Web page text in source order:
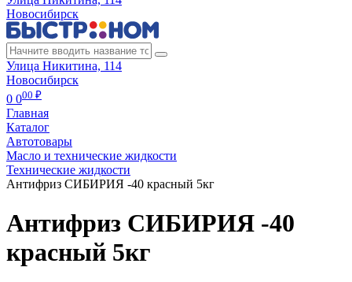
Новосибирск
Улица Никитина, 114
Новосибирск
0 000 ₽
Главная
Каталог
Автотовары
Масло и технические жидкости
Технические жидкости
Антифриз СИБИРИЯ -40 красный 5кг
Антифриз СИБИРИЯ -40
красный 5кг